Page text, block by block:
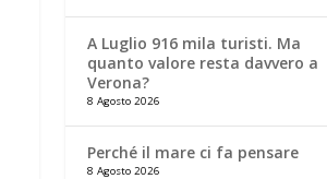
A Luglio 916 mila turisti. Ma
quanto valore resta davvero a
Verona?
8 Agosto 2026
Perché il mare ci fa pensare
8 Agosto 2026